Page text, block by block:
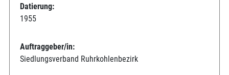
Datierung:
1955
Auftraggeber/in:
Siedlungsverband Ruhrkohlenbezirk